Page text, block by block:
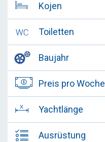
Kojen
Toiletten
Baujahr
Preis pro Woche
Yachtlänge
Ausrüstung